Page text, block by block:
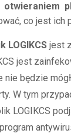
otwieraniem
co jest ich
LOGIKCS jest
jest
nie będzie
W tym
LOGIKCS